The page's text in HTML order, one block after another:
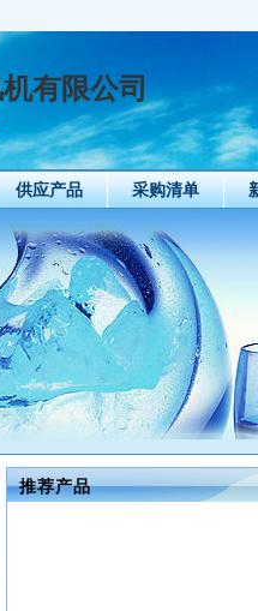
有限公司
供应产品 采购清单
推荐产品